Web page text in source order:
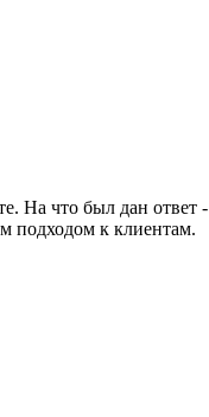
что был дан ответ -
подходом к клиентам.